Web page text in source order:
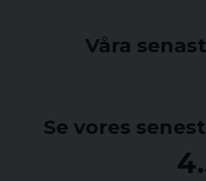
Våra
Se vores